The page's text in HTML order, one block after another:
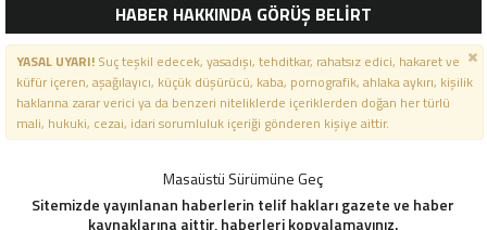
HABER HAKKINDA GÖRÜŞ BELİRT
YASAL UYARI!Suç teşkil edecek, yasadışı, tehditkar, rahatsız edici, hakaret ve
küfür içeren, aşağılayıcı, küçük düşürücü, kaba, pornografik, ahlaka aykırı, kişilik
haklarına zarar verici ya da benzeri niteliklerde içeriklerden doğan her türlü
mali, hukuki, cezai, idari sorumluluk içeriği gönderen kişiye aittir.
Masaüstü Sürümüne Geç
Sitemizde yayınlanan haberlerin telif hakları gazete ve haber
kaynaklarına aittir, haberleri kopyalamayınız.